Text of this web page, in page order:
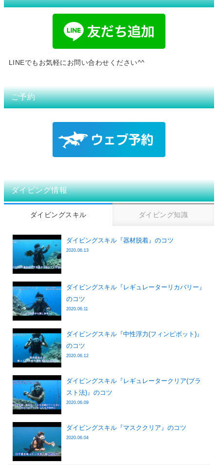
LINEでもお気軽にお問い合わせください^^
ご予約
ダイビング情報
ダイビングスキル ダイビング知識
ダイビングスキル『器材脱着』のコツ
2020.06.13
ダイビングスキル『レギュレーターリカバリー』
のコツ
2020.06.11
ダイビングスキル『中性浮力(フィンピボット)』
のコツ
2020.06.12
ダイビングスキル『レギュレータークリア(ブラ
スト法)』のコツ
2020.06.09
ダイビングスキル『マスククリア』のコツ
2020.06.04